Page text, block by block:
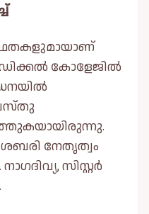
കോളേജിൽ
നേതൃത്വം
സിസ്റ്റർ